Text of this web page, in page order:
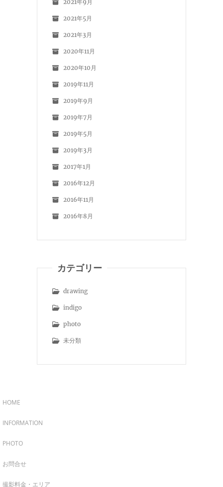
2021年9月
2021年5月
2021年3月
2020年11月
2020年10月
2019年11月
2019年9月
2019年7月
2019年5月
2019年3月
2017年1月
2016年12月
2016年11月
2016年8月
カテゴリー
drawing
indigo
photo
未分類
HOME
INFORMATION
PHOTO
お問合せ
撮影料金・エリア